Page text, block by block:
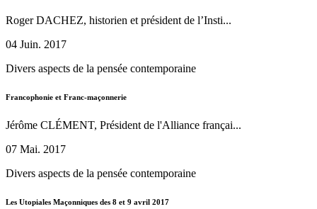
Roger DACHEZ, historien et président de l’Insti...
04 Juin. 2017
Divers aspects de la pensée contemporaine
Francophonie et Franc-maçonnerie
Jérôme CLÉMENT, Président de l'Alliance françai...
07 Mai. 2017
Divers aspects de la pensée contemporaine
Les Utopiales Maçonniques des 8 et 9 avril 2017